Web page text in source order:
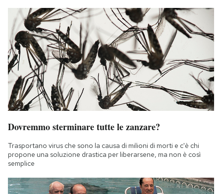
Dovremmo sterminare tutte le zanzare?
Trasportano virus che sono la causa di milioni di morti e c'è chi
propone una soluzione drastica per liberarsene, ma non è così
semplice